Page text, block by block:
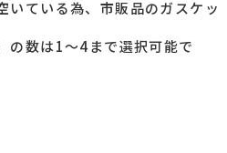
いている為、市販品のガスケッ
の数は1～4まで選択可能で